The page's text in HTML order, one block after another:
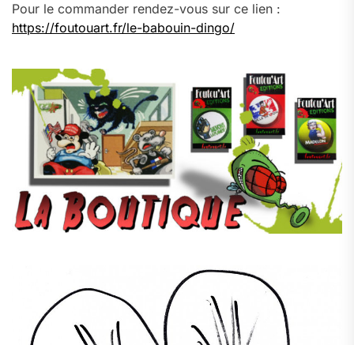
Pour le commander rendez-vous sur ce lien :
https://foutouart.fr/le-babouin-dingo/